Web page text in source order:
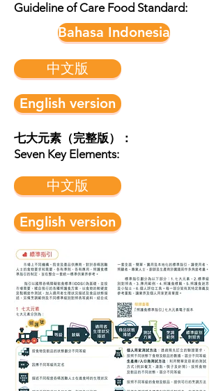
Guideline of Care Food Standard:
Bahasa Indonesia
中文版
English version
七大元素（完整版）：
Seven Key Elements:
中文版
English version